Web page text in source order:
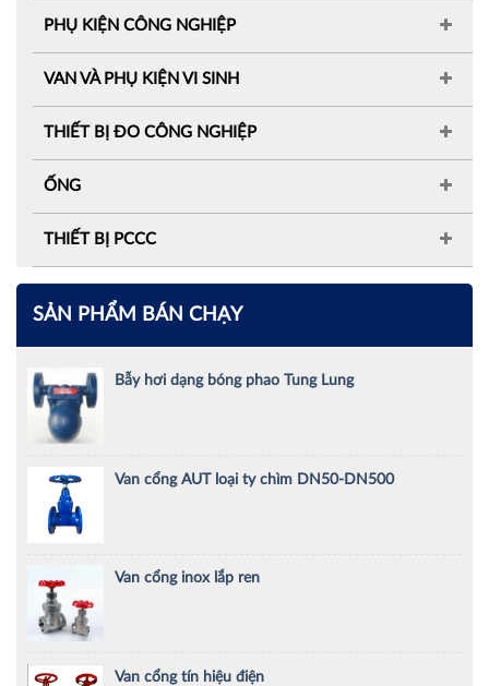
PHỤ KIỆN CÔNG NGHIỆP
VAN VÀ PHỤ KIỆN VI SINH
THIẾT BỊ ĐO CÔNG NGHIỆP
ỐNG
THIẾT BỊ PCCC
SẢN PHẨM BÁN CHẠY
Bẫy hơi dạng bóng phao Tung Lung
Van cổng AUT loại ty chìm DN50-DN500
Van cổng inox lắp ren
Van cổng tín hiệu điện